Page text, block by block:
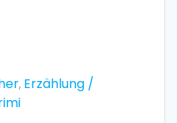
, Erzählung /